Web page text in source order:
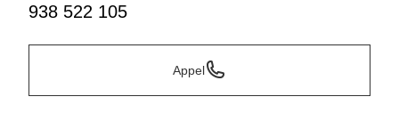
938 522 105
Appel